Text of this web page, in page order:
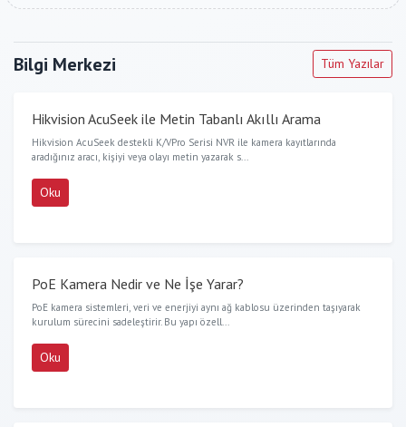
Bilgi Merkezi Tüm Yazılar
Hikvision AcuSeek ile Metin Tabanlı Akıllı Arama
Hikvision AcuSeek destekli K/VPro Serisi NVR ile kamera kayıtlarında
aradığınız aracı, kişiyi veya olayı metin yazarak s...
Oku
PoE Kamera Nedir ve Ne İşe Yarar?
PoE kamera sistemleri, veri ve enerjiyi aynı ağ kablosu üzerinden taşıyarak
kurulum sürecini sadeleştirir. Bu yapı özell...
Oku